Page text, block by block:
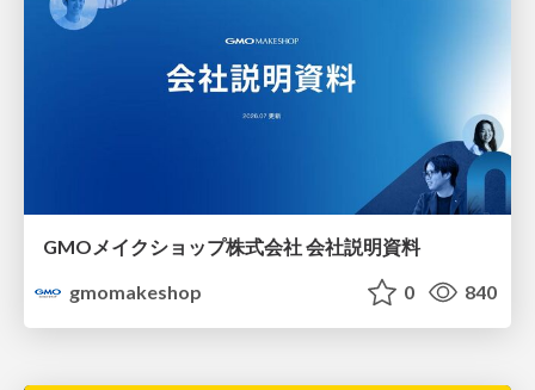
GMOメイクショップ株式会社 会社説明資料
gmomakeshop
0 840